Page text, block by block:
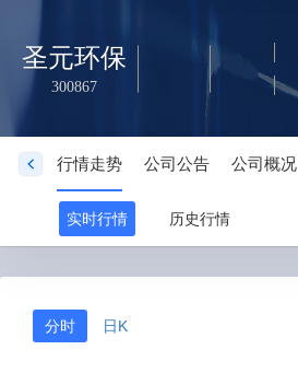
圣元环保
300867
行情走势 公司公告 公司概况
实时行情 历史行情
分时 日K